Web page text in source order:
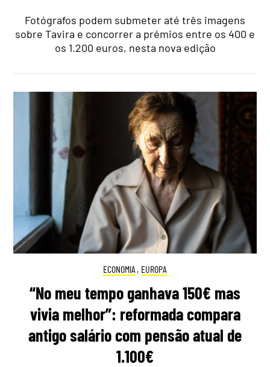
Fotógrafos podem submeter até três imagens
sobre Tavira e concorrer a prémios entre os 400 e
os 1.200 euros, nesta nova edição
ECONOMIA , EUROPA
“No meu tempo ganhava 150€ mas
vivia melhor”: reformada compara
antigo salário com pensão atual de
1.100€